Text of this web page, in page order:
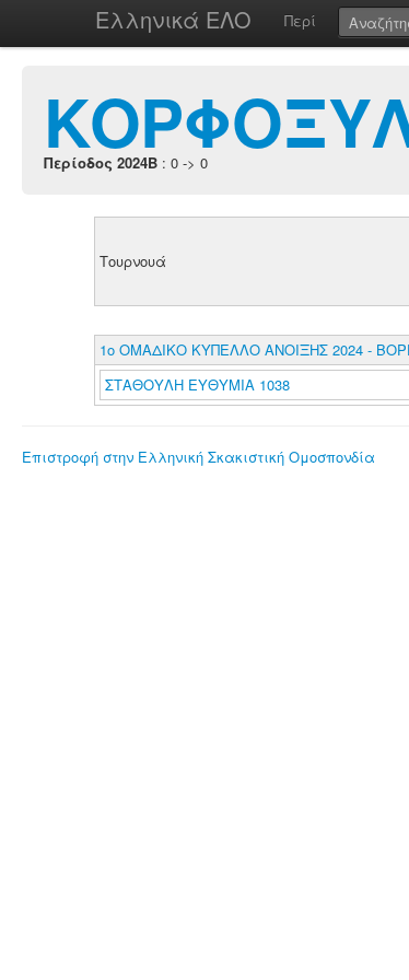
Ελληνικά ΕΛΟ Περί
Περίοδος 2024B : 0 -> 0
Τουρνουά
1o ΟΜΑΔΙΚΟ ΚΥΠΕΛΛΟ ΑΝΟΙΞΗΣ 2024 -
ΣΤΑΘΟΥΛΗ ΕΥΘΥΜΙΑ 1038
Επιστροφή στην Ελληνική Σκακιστική Ομοσπονδία